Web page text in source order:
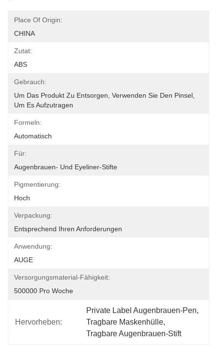
Place Of Origin:
CHINA
Zutat:
ABS
Gebrauch:
Um Das Produkt Zu Entsorgen, Verwenden Sie Den Pinsel,
Um Es Aufzutragen
Formeln:
Automatisch
Für:
Augenbrauen- Und Eyeliner-Stifte
Pigmentierung:
Hoch
Verpackung:
Entsprechend Ihren Anforderungen
Anwendung:
AUGE
Versorgungsmaterial-Fähigkeit:
500000 Pro Woche
Hervorheben:
Private Label Augenbrauen-Pen,
Tragbare Maskenhülle,
Tragbare Augenbrauen-Stift